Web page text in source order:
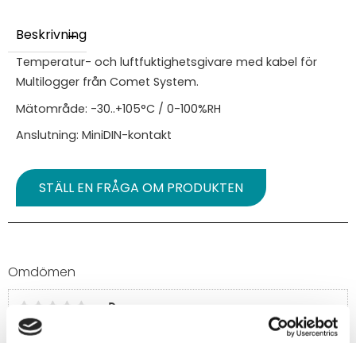
Beskrivning
Temperatur- och luftfuktighetsgivare med kabel för
Multilogger från Comet System.
Mätområde: -30..+105°C / 0-100%RH
Anslutning: MiniDIN-kontakt
STÄLL EN FRÅGA OM PRODUKTEN
Omdömen
Du